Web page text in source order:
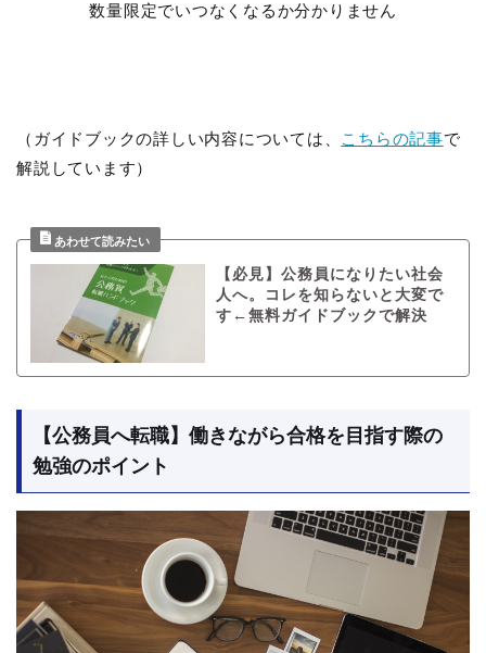
数量限定でいつなくなるか分かりません
（ガイドブックの詳しい内容については、 こちらの記事で
解説しています）
【必見】公務員になりたい社会
人へ。コレを知らないと大変で
す←無料ガイドブックで解決
【公務員へ転職】働きながら合格を目指す際の
勉強のポイント